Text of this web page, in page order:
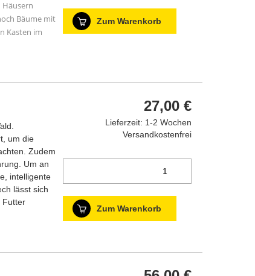
Häusern
Bäume mit
Kasten im
Zum Warenkorb
um die
Zudem
Um an
intelligente
lässt sich
Futter
27,00 €
Lieferzeit: 1-2 Wochen
Versandkostenfrei
Zum Warenkorb